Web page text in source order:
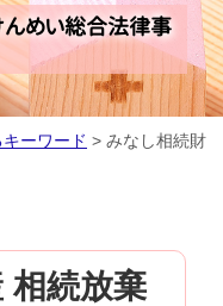
めい総合法律事
ーワード > みなし相続財
相続放棄